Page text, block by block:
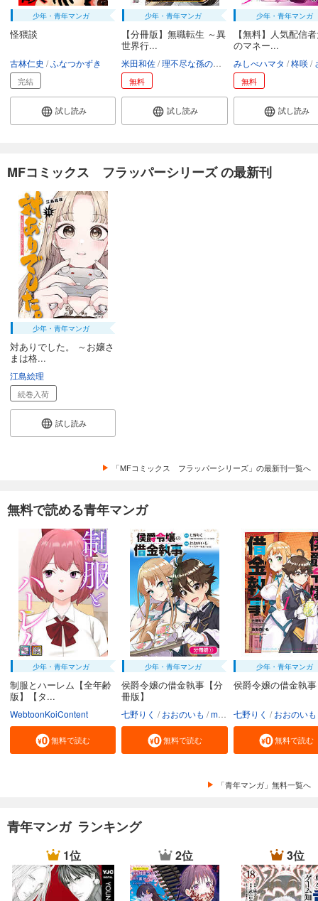
少年・青年マンガ
怪猥談
古林仁史 ふなつかずき
完結
試し読み
少年・青年マンガ
【分冊版】無職転生 ～異
世界行...
米田和佐 理不尽な孫の手 シロタカ
無料
試し読み
少年・青年マンガ
【無料】人気配信
のマネー...
みしべハマタ 柊咲
無料
試し読み
MFコミックス フラッパーシリーズ の最新刊
少年・青年マンガ
対ありでした。 ～お嬢さ
まは格...
江島絵理
続巻入荷
試し読み
「MFコミックス フラッパーシリーズ」の最新刊一覧へ
無料で読める青年マンガ
少年・青年マンガ
制服とハーレム【全年齢
版】【タ...
WebtoonKoiContent
無料で読む
少年・青年マンガ
侯爵令嬢の借金執事【分
冊版】
七野りく おおのいも mmu
無料で読む
少年・青年マンガ
侯爵令嬢の借金執事
七野りく おおのいも
無料で読む
「青年マンガ」無料一覧へ
青年マンガ ランキング
1位 2位 3位